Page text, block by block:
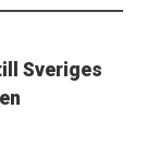
Sveriges